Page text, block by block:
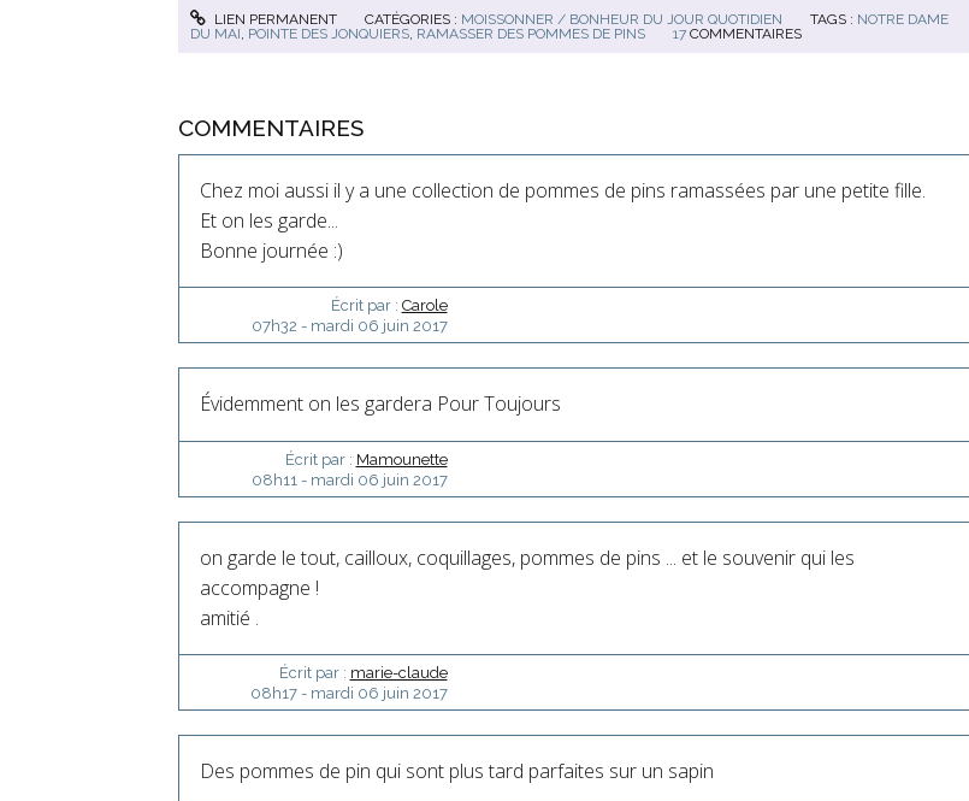
LIEN PERMANENT CATÉGORIES : MOISSONNER / BONHEUR DU JOUR QUOTIDIEN TAGS : NOTRE DAME
DU MAI, POINTE DES JONQUIERS, RAMASSER DES POMMES DE PINS 17 COMMENTAIRES
COMMENTAIRES
Chez moi aussi il y a une collection de pommes de pins ramassées par une petite fille.
Et on les garde...
Bonne journée :)
Écrit par : Carole
07h32 - mardi 06 juin 2017
Évidemment on les gardera Pour Toujours
Écrit par : Mamounette
08h11 - mardi 06 juin 2017
on garde le tout, cailloux, coquillages, pommes de pins ... et le souvenir qui les
accompagne !
amitié .
Écrit par : marie-claude
08h17- mardi 06 juin 2017
Des pommes de pin qui sont plus tard parfaites sur un sapin